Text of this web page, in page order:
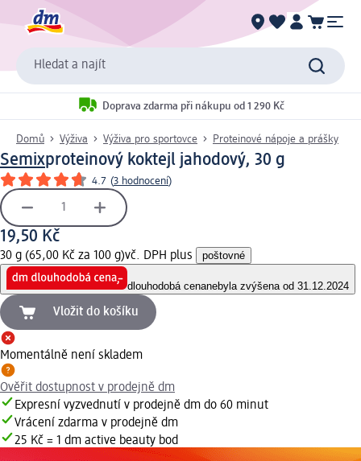
Hledat a najít
Doprava zdarma při nákupu od 1 290 Kč
Domů Výživa Výživa pro sportovce Proteinové nápoje a prášky
Semixproteinový koktejl jahodový, 30 g
4.7 (3 hodnocení)
19,50 Kč
30 g (65,00 Kč za 100 g)vč. DPH plus poštovné
dlouhodobá cenanebyla zvýšena od 31.12.2024
Vložit do košíku
Momentálně není skladem
Ověřit dostupnost v prodejně dm
Expresní vyzvednutí v prodejně dm do 60 minut
Vrácení zdarma v prodejně dm
25 Kč = 1 dm active beauty bod